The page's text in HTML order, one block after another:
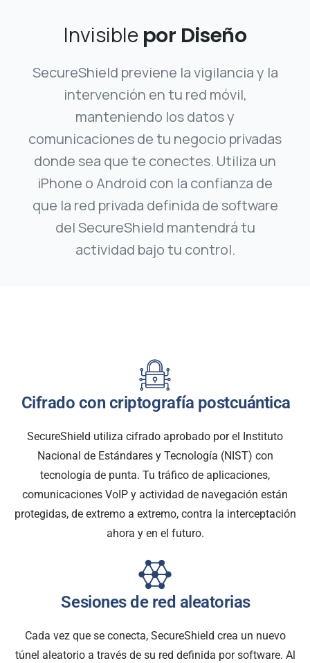
Invisible por Diseño
SecureShield previene la vigilancia y la
intervención en tu red móvil,
manteniendo los datos y
comunicaciones de tu negocio privadas
donde sea que te conectes. Utiliza un
iPhone o Android con la confianza de
que la red privada definida de software
del SecureShield mantendrá tu
actividad bajo tu control.
Cifrado con criptografía postcuántica
SecureShield utiliza cifrado aprobado por el Instituto
Nacional de Estándares y Tecnología (NIST) con
tecnología de punta. Tu tráfico de aplicaciones,
comunicaciones VoIP y actividad de navegación están
protegidas, de extremo a extremo, contra la interceptación
ahora y en el futuro.
Sesiones de red aleatorias
Cada vez que se conecta, SecureShield crea un nuevo
túnel aleatorio a través de su red definida por software. Al